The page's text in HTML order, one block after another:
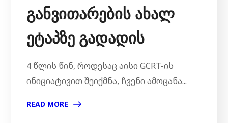
განვითარების ახალ
ეტაპზე გადადის
4 წლის წინ, როდესაც აისი GCRT-ის
ინიციატივით შეიქმნა, ჩვენი ამოცანა...
READ MORE